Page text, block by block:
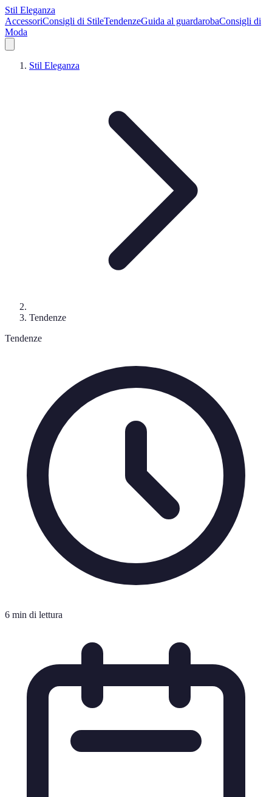
Stil Eleganza
AccessoriConsigli di StileTendenzeGuida al guardarobaConsigli di
Moda
Stil Eleganza
Tendenze
Tendenze
6 min di lettura